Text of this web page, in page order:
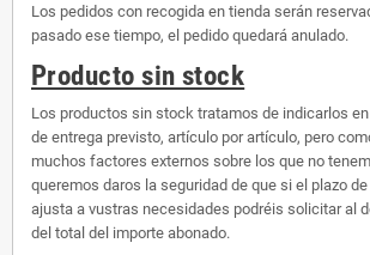
Los pedidos con recogida en tienda serán
pasado ese tiempo, el pedido quedará anulado.
Producto sin stock
Los productos sin stock tratamos de indicarlos
de entrega previsto, artículo por artículo, pero
muchos factores externos sobre los que no
queremos daros la seguridad de que si el plazo
ajusta a vustras necesidades podréis solicitar al
del total del importe abonado.